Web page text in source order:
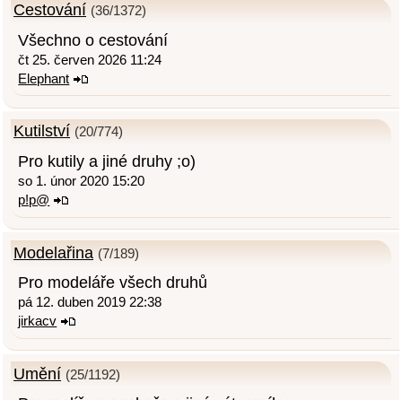
Cestování (36/1372)
Všechno o cestování
čt 25. červen 2026 11:24
Elephant
Kutilství (20/774)
Pro kutily a jiné druhy ;o)
so 1. únor 2020 15:20
p!p@
Modelařina (7/189)
Pro modeláře všech druhů
pá 12. duben 2019 22:38
jirkacv
Umění (25/1192)